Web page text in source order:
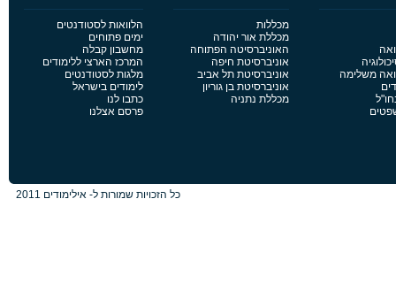
משלימה
מכללות
מכללת אור יהודה
האוניברסיטה הפתוחה
אוניברסיטת חיפה
אוניברסיטת תל אביב
אוניברסיטת בן גוריון
מכללת נתניה
הלוואות לסטודנטים
ימים פתוחים
מחשבון קבלה
המרכז הארצי ללימודים
מלגות לסטודנטים
לימודים בישראל
כתבו לנו
פרסם אצלנו
כל הזכויות שמורות ל- אילימודים 2011